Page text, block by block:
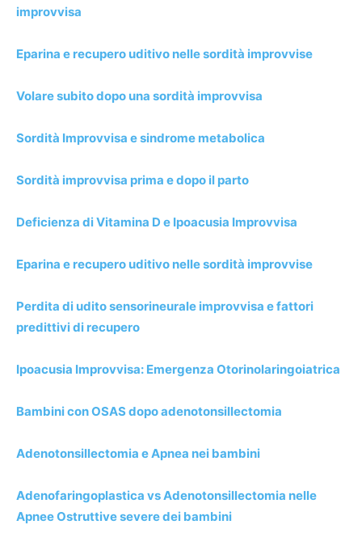
improvvisa
Eparina e recupero uditivo nelle sordità improvvise
Volare subito dopo una sordità improvvisa
Sordità Improvvisa e sindrome metabolica
Sordità improvvisa prima e dopo il parto
Deficienza di Vitamina D e Ipoacusia Improvvisa
Eparina e recupero uditivo nelle sordità improvvise
Perdita di udito sensorineurale improvvisa e fattori
predittivi di recupero
Ipoacusia Improvvisa: Emergenza Otorinolaringoiatrica
Bambini con OSAS dopo adenotonsillectomia
Adenotonsillectomia e Apnea nei bambini
Adenofaringoplastica vs Adenotonsillectomia nelle
Apnee Ostruttive severe dei bambini